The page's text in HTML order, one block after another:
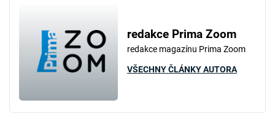
redakce Prima Zoom
redakce magazínu Prima Zoom
VŠECHNY ČLÁNKY AUTORA